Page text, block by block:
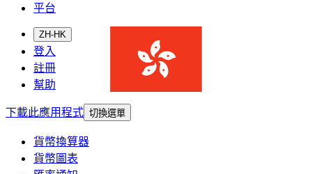
平台
ZH-HK
登入
註冊
幫助
下載此應用程式 切換選單
貨幣換算器
貨幣圖表